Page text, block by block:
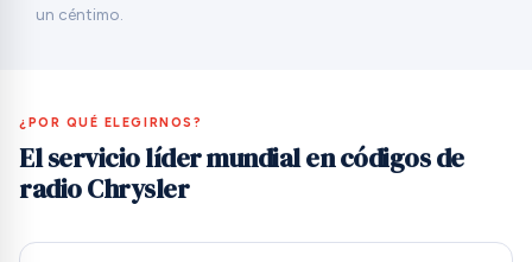
un céntimo.
¿POR QUÉ ELEGIRNOS?
El servicio líder mundial en códigos de
radio Chrysler